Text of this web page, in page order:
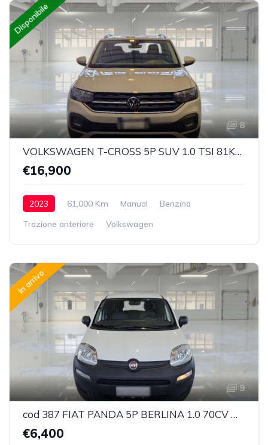
Disponibile
8
VOLKSWAGEN T-CROSS 5P SUV 1.0 TSI 81KW STYLE E6D
€16,900
2023 61,000 Km Manual
Benzina
Trazione anteriore
Volkswagen
In arrivo
9
cod 387 FIAT PANDA 5P BERLINA 1.0 70CV HYBRID EURO 6D VAN 2 P. POP
€6,400